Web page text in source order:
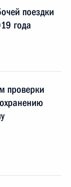
поездки
года
проверки